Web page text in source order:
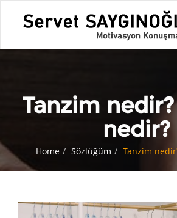
Tanzim
nedir?
Home Sözlüğüm Tanzim